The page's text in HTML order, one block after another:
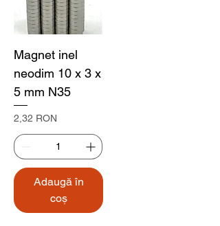
Magnet inel
neodim 10 x 3 x
5 mm N35
Preț
2,32 RON
Adaugă în
coș